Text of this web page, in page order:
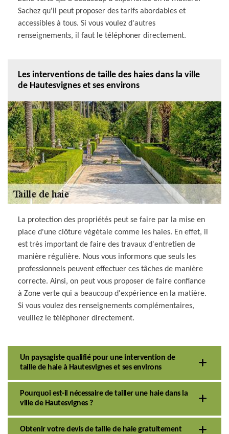
Sachez qu'il peut proposer des tarifs abordables et
accessibles à tous. Si vous voulez d'autres
renseignements, il faut le téléphoner directement.
Les interventions de taille des haies dans la ville
de Hautesvignes et ses environs
La protection des propriétés peut se faire par la mise en
place d'une clôture végétale comme les haies. En effet, il
est très important de faire des travaux d'entretien de
manière régulière. Nous vous informons que seuls les
professionnels peuvent effectuer ces tâches de manière
correcte. Ainsi, on peut vous proposer de faire confiance
à Zone verte qui a beaucoup d'expérience en la matière.
Si vous voulez des renseignements complémentaires,
veuillez le téléphoner directement.
Un paysagiste qualifié pour une intervention de
taille de haie à Hautesvignes et ses environs
Pourquoi est-il nécessaire de tailler une haie dans la
ville de Hautesvignes ?
Obtenir votre devis de taille de haie gratuitement